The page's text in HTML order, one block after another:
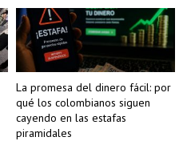
La promesa del dinero fácil: por
qué los colombianos siguen
cayendo en las estafas
piramidales